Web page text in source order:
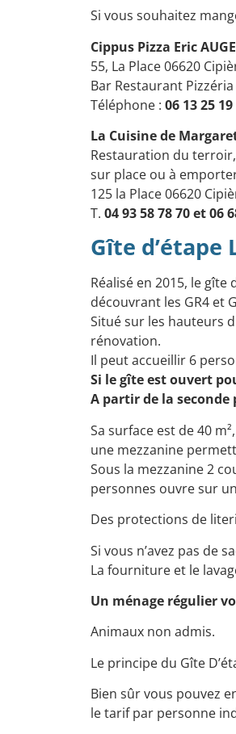
Si vous souhaitez
Cippus Pizza Eric
55, La Place 06620
Bar Restaurant
Téléphone : 06 13 25 19
La Cuisine de
Restauration du terroir,
​sur place ou à
125 la Place 06620
T. 04 93 58 78 70et06
Gîte d’étape
Réalisé en 2015, le
découvrant les GR4 et
Situé sur les hauteurs
rénovation.
Il peut accueillir 6
Si le gîte est ouvert
A partir de la
Sa surface est de 40
une mezzanine
Sous la mezzanine 2
personnes ouvre sur
Des protections de
Si vous n’avez pas de
La fourniture et le
Un ménage régulier
Animaux non admis.
Le principe du Gîte
Bien sûr vous pouvez
le tarif par personne